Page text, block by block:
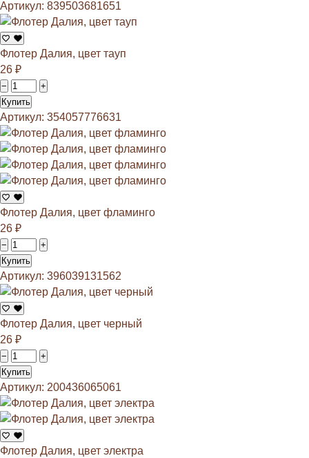
Артикул: 839503681651
Флотер Далия, цвет тауп
26 ₽
−
+
Купить
Артикул: 354057776631
Флотер Далия, цвет фламинго
26 ₽
−
+
Купить
Артикул: 396039131562
Флотер Далия, цвет черный
26 ₽
−
+
Купить
Артикул: 200436065061
Флотер Далия, цвет электра